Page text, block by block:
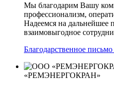
Мы благодарим Вашу
профессионализм,
Надеемся на дальнейшее
взаимовыгодное
Благодарственное
«РЕМЭНЕРГОКРАН»